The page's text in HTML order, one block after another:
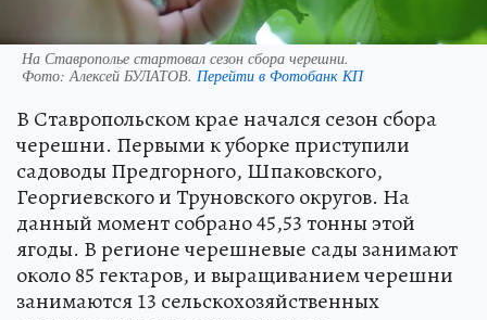
На Ставрополье стартовал сезон сбора черешни.
Фото:Алексей БУЛАТОВ. Перейти в Фотобанк КП
В Ставропольском крае начался сезон сбора
черешни. Первыми к уборке приступили
садоводы Предгорного, Шпаковского,
Георгиевского и Труновского округов. На
данный момент собрано 45,53 тонны этой
ягоды. В регионе черешневые сады занимают
около 85 гектаров, и выращиванием черешни
занимаются 13 сельскохозяйственных